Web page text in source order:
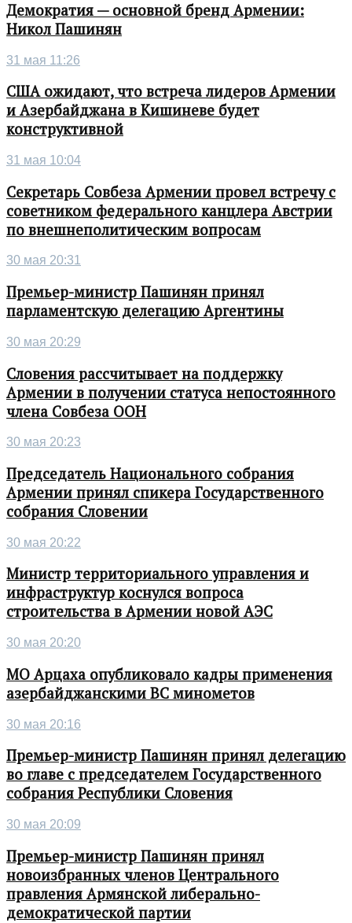
Демократия — основной бренд Армении:
Никол Пашинян
31 мая 11:26
США ожидают, что встреча лидеров Армении
и Азербайджана в Кишиневе будет
конструктивной
31 мая 10:04
Секретарь Совбеза Армении провел встречу с
советником федерального канцлера Австрии
по внешнеполитическим вопросам
30 мая 20:31
Премьер-министр Пашинян принял
парламентскую делегацию Аргентины
30 мая 20:29
Словения рассчитывает на поддержку
Армении в получении статуса непостоянного
члена Совбеза ООН
30 мая 20:23
Председатель Национального собрания
Армении принял спикера Государственного
собрания Словении
30 мая 20:22
Министр территориального управления и
инфраструктур коснулся вопроса
строительства в Армении новой АЭС
30 мая 20:20
МО Арцаха опубликовало кадры применения
азербайджанскими ВС минометов
30 мая 20:16
Премьер-министр Пашинян принял делегацию
во главе с председателем Государственного
собрания Республики Словения
30 мая 20:09
Премьер-министр Пашинян принял
новоизбранных членов Центрального
правления Армянской либерально-
демократической партии